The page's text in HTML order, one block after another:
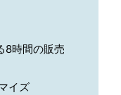
8時間の販売
イズ